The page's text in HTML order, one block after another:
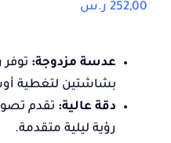
252,00 ر.س
عدسة مزدوجة:
بشاشتين لتغطية
دقة عالية:
رؤية ليلية متقدمة.